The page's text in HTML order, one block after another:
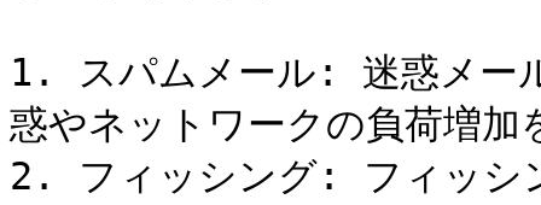
1. スパムメール: 迷惑メー
惑やネットワークの負荷増
2. フィッシング: フィッシ